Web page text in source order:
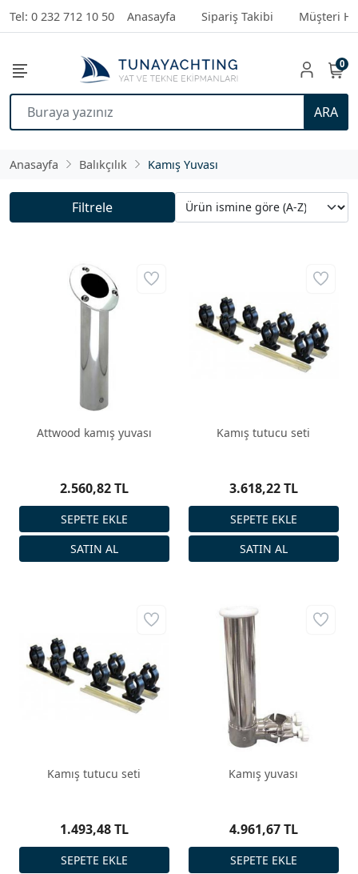
Tel: 0 232 712 10 50 Anasayfa Sipariş Takibi Müşteri
ARA
0
Anasayfa Balıkçılık Kamış Yuvası
Filtrele
Attwood kamış yuvası
2.560,82 TL
Kamış tutucu seti
3.618,22 TL
Kamış tutucu seti
1.493,48 TL
Kamış yuvası
4.961,67 TL